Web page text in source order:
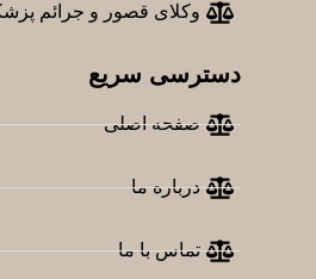
وکلای قصور و جرائم پزشکی
دسترسی سریع
صفحه اصلی
درباره ما
تماس با ما